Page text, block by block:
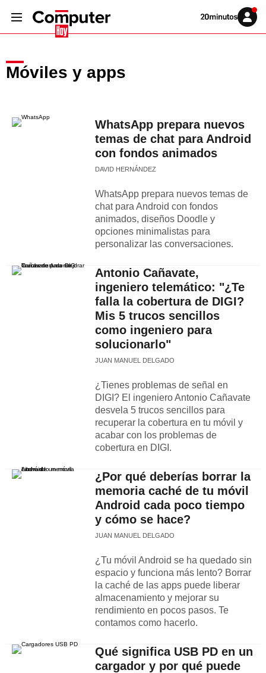
Volver
Iniciar
sesión
Móviles y apps
WhatsApp prepara nuevos
temas de chat para Android
con fondos animados
DAVID HERNÁNDEZ
WhatsApp prepara nuevos temas de
chat para Android con fondos
animados, diseños Doodle y
opciones minimalistas para
personalizar las conversaciones.
Antonio Cañavate,
ingeniero telemático: "¿Te
falla la cobertura de DIGI?
Mis 5 trucos sencillos
como ingeniero para
solucionarlo"
JUAN MANUEL DELGADO
¿Tienes problemas de señal en
DIGI? El ingeniero Antonio Cañavate
desvela 5 trucos sencillos para
recuperar la cobertura en tu móvil y
acabar con los problemas de
cobertura en DIGI.
¿Por qué deberías borrar la
memoria caché de tu móvil
Android cada poco tiempo
y cómo se hace?
JUAN MANUEL DELGADO
¿Tu móvil Android se ha quedado sin
espacio y funciona más lento? Borrar
la caché de las apps puede liberar
almacenamiento y mejorar su
rendimiento en pocos pasos. Te
contamos como hacerlo.
Qué significa USB PD en un
cargador y por qué puede